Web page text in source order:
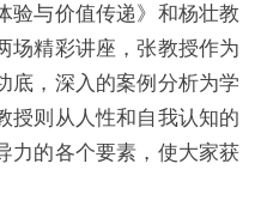
验与价值传递》和杨壮教
场精彩讲座，张教授作为
底，深入的案例分析为学
授则从人性和自我认知的
力的各个要素，使大家获